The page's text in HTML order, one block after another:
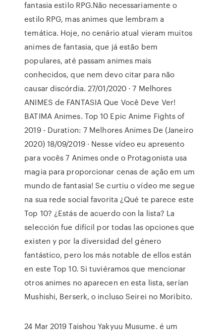
fantasia estilo RPG.Não necessariamente o
estilo RPG, mas animes que lembram a
temática. Hoje, no cenário atual vieram muitos
animes de fantasia, que já estão bem
populares, até passam animes mais
conhecidos, que nem devo citar para não
causar discórdia. 27/01/2020 · 7 Melhores
ANIMES de FANTASIA Que Você Deve Ver!
BATIMA Animes. Top 10 Epic Anime Fights of
2019 - Duration: 7 Melhores Animes De (Janeiro
2020) 18/09/2019 · Nesse vídeo eu apresento
para vocês 7 Animes onde o Protagonista usa
magia para proporcionar cenas de ação em um
mundo de fantasia! Se curtiu o vídeo me segue
na sua rede social favorita ¿Qué te parece este
Top 10? ¿Estás de acuerdo con la lista? La
selección fue difícil por todas las opciones que
existen y por la diversidad del género
fantástico, pero los más notable de ellos están
en este Top 10. Si tuviéramos que mencionar
otros animes no aparecen en esta lista, serían
Mushishi, Berserk, o incluso Seirei no Moribito.
24 Mar 2019 Taishou Yakyuu Musume. é um